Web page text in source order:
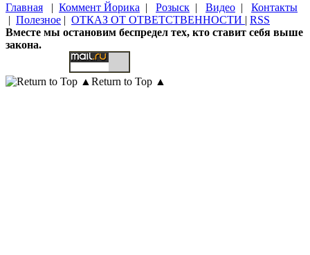
Главная | Коммент Йорика | Розыск | Видео | Контакты
| Полезное | ОТКАЗ ОТ ОТВЕТСТВЕННОСТИ | RSS
Вместе мы остановим беспредел тех, кто ставит себя выше
закона.
Return to Top ▲